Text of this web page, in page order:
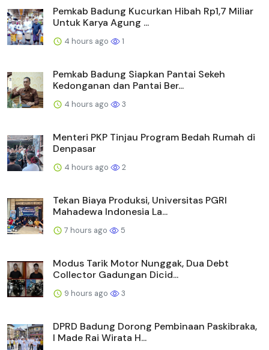
Pemkab Badung Kucurkan Hibah Rp1,7 Miliar
Untuk Karya Agung ...
4 hours ago 1
Pemkab Badung Siapkan Pantai Sekeh
Kedonganan dan Pantai Ber...
4 hours ago 3
Menteri PKP Tinjau Program Bedah Rumah di
Denpasar
4 hours ago 2
Tekan Biaya Produksi, Universitas PGRI
Mahadewa Indonesia La...
7 hours ago 5
Modus Tarik Motor Nunggak, Dua Debt
Collector Gadungan Dicid...
9 hours ago 3
DPRD Badung Dorong Pembinaan Paskibraka,
I Made Rai Wirata H...